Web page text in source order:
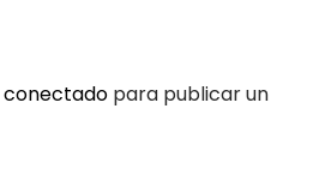
conectado para publicar un